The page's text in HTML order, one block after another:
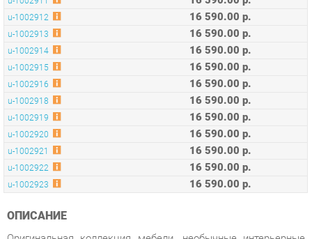
16 590.00 р.
16 590.00 р.
u-1002916 16 590.00 р.
u-1002918 16 590.00 р.
u-1002919 16 590.00 р.
u-1002920 16 590.00 р.
u-1002921 16 590.00 р.
u-1002922 16 590.00 р.
u-1002923 16 590.00 р.
ОПИСАНИЕ
Оригинальная коллекция мебели, необычные интерьерные
современные и качественные материалы, удобная